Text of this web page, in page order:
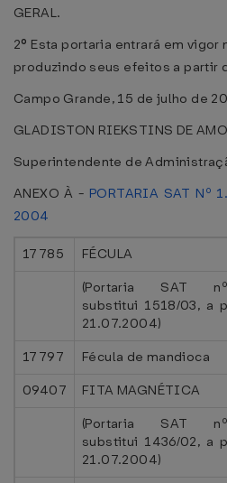
GERAL.
2º Esta portaria entrará em vigor
produzindo seus efeitos a partir
Campo Grande, 15 de julho de
GLADISTON RIEKSTINS DE
Superintendente de
ANEXO À - PORTARIA SAT Nº
2004
17785
FÉCULA
(Portaria SAT
substitui 1518/03, a
21.07.2004)
17797
Fécula de mandioca
09407
FITA MAGNÉTICA
(Portaria SAT
substitui 1436/02, a
21.07.2004)